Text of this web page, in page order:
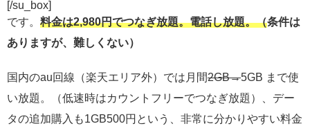
[/su_box]
です。 料金は2,980円でつなぎ放題。電話し放題。（条件は
ありますが、難しくない）
国内のau回線（楽天エリア外）では月間2GB→5GB まで使
い放題。（低速時はカウントフリーでつなぎ放題）、デー
タの追加購入も1GB500円という、非常に分かりやすい料金